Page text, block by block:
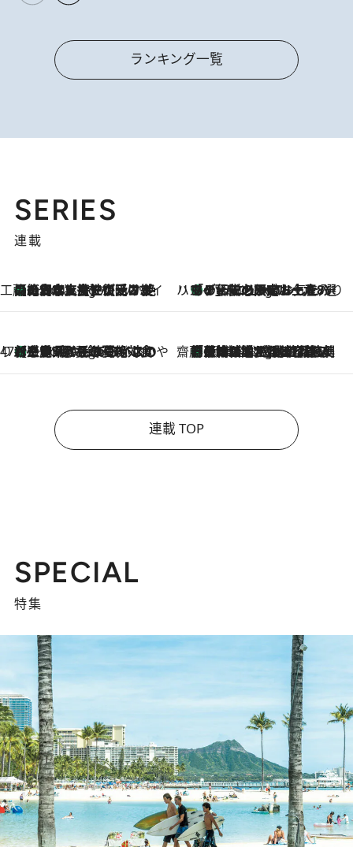
ランキング一覧
SERIES
連載
工藤まやのおもてなしハワイ
9 Hours Ago
【ハワイ土産】ローカルの絶大な支持で復活！ 絶品の幻クッキー《元ファンの日本人女性が受け継いだ名店》 ハワイ賢者 リサのお気に入りリスト9 Hours Ago
あの伝説の限定トートも！ リニューアルした「ディーン＆デルーカ ハワイ」で必須のお土産8選
47都道府県の手みやげ ひんやりスイーツで夏を満喫
9 Hours Ago
【三重県】この夏絶対食べたい 冷やしておいしいおやつ3選 お餅×アイスの新感覚スイーツ 齋藤 薫 美容脳ルネサンス
9 Hours Ago
「荷物が増えるほど旅ストレスは増す」美容ジャーナリストがたどり着いた最終結論。“化粧品を劇的に減らす”感動の凝縮美容とは
連載 TOP
SPECIAL
特集